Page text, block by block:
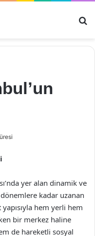
yer alan dinamik ve
kadar uzanan
hem yerli hem
bir merkez haline
de hareketli sosyal